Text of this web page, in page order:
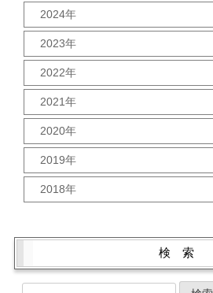
10月 (2)
9月 (2)
8月 (2)
7月 (2)
6月 (2)
5月 (3)
4月 (1)
3月 (2)
2月 (2)
1月 (3)
2024年
12月 (1)
11月 (2)
10月 (2)
9月 (2)
8月 (2)
7月 (2)
6月 (2)
5月 (2)
4月 (2)
3月 (1)
2月 (2)
2023年
12月 (2)
11月 (2)
10月 (2)
9月 (2)
8月 (2)
7月 (2)
6月 (2)
5月 (2)
4月 (2)
2022年
12月 (2)
11月 (2)
10月 (3)
9月 (3)
8月 (2)
6月 (2)
5月 (3)
2月 (2)
2021年
12月 (2)
11月 (2)
10月 (2)
9月 (5)
8月 (1)
7月 (3)
5月 (2)
3月 (2)
2020年
12月 (2)
11月 (2)
10月 (2)
9月 (1)
7月 (3)
5月 (2)
4月 (4)
2019年
12月 (3)
11月 (1)
7月 (1)
6月 (4)
2018年
10月 (4)
検 索